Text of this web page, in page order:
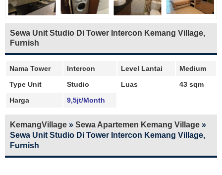
Sewa Unit Studio Di Tower Intercon Kemang Village,
Furnish
Nama Tower Intercon Level Lantai
Medium
Type Unit
Studio Luas
43 sqm
Harga
9,5jt/Month
KemangVillage » Sewa Apartemen Kemang Village »
Sewa Unit Studio Di Tower Intercon Kemang Village,
Furnish